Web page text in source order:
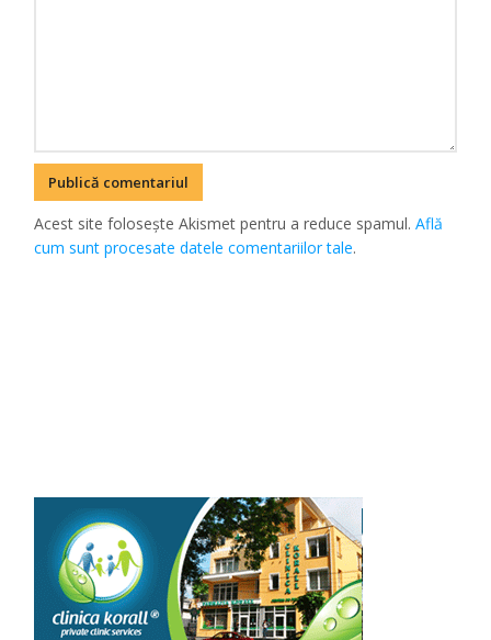
Acest site folosește Akismet pentru a reduce spamul.Află
cum sunt procesate datele comentariilor tale.